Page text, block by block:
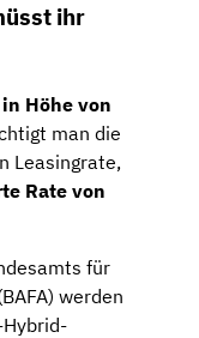
ihr
in Höhe von
man die
Leasingrate,
Rate von
für
werden